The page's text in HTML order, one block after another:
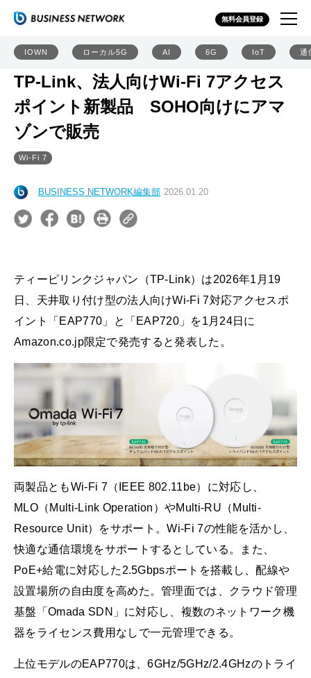
無料会員登録
IOWN ローカル5G AI 6G IoT 通
TP-Link、法人向けWi-Fi 7アクセス
ポイント新製品 SOHO向けにアマ
ゾンで販売
Wi-Fi 7
BUSINESS NETWORK編集部 2026.01.20
ティーピリンクジャパン（TP-Link）は2026年1月19
日、天井取り付け型の法人向けWi-Fi 7対応アクセスポ
イント「EAP770」と「EAP720」を1月24日に
Amazon.co.jp限定で発売すると発表した。
両製品ともWi-Fi 7（IEEE 802.11be）に対応し、
MLO（Multi-Link Operation）やMulti-RU（Multi-
Resource Unit）をサポート。Wi-Fi 7の性能を活かし、
快適な通信環境をサポートするとしている。また、
PoE+給電に対応した2.5Gbpsポートを搭載し、配線や
設置場所の自由度を高めた。管理面では、クラウド管理
基盤「Omada SDN」に対応し、複数のネットワーク機
器をライセンス費用なしで一元管理できる。
上位モデルのEAP770は、6GHz/5GHz/2.4GHzのトライ